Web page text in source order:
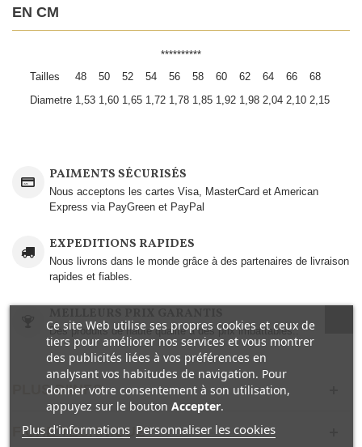
EN CM
**********
Tailles
48 50 52 54 56 58 60 62 64 66
68
Diametre 1,53 1,60 1,65 1,72 1,78 1,85 1,92 1,98 2,04 2,10 2,15
PAIMENTS SÉCURISÉS
Nous acceptons les cartes Visa, MasterCard et American
Express via PayGreen et PayPal
EXPEDITIONS RAPIDES
Nous livrons dans le monde grâce à des partenaires de livraison
rapides et fiables.
Des produits de haute qualité à des prix imbattables..
PLUS D'INFO
FICHE TECHNIQUE
Ce site Web utilise ses propres cookies et ceux de
tiers pour améliorer nos services et vous montrer
des publicités liées à vos préférences en
analysant vos habitudes de navigation. Pour
donner votre consentement à son utilisation,
appuyez sur le bouton Accepter.
Plus d'informations Personnaliser les cookies